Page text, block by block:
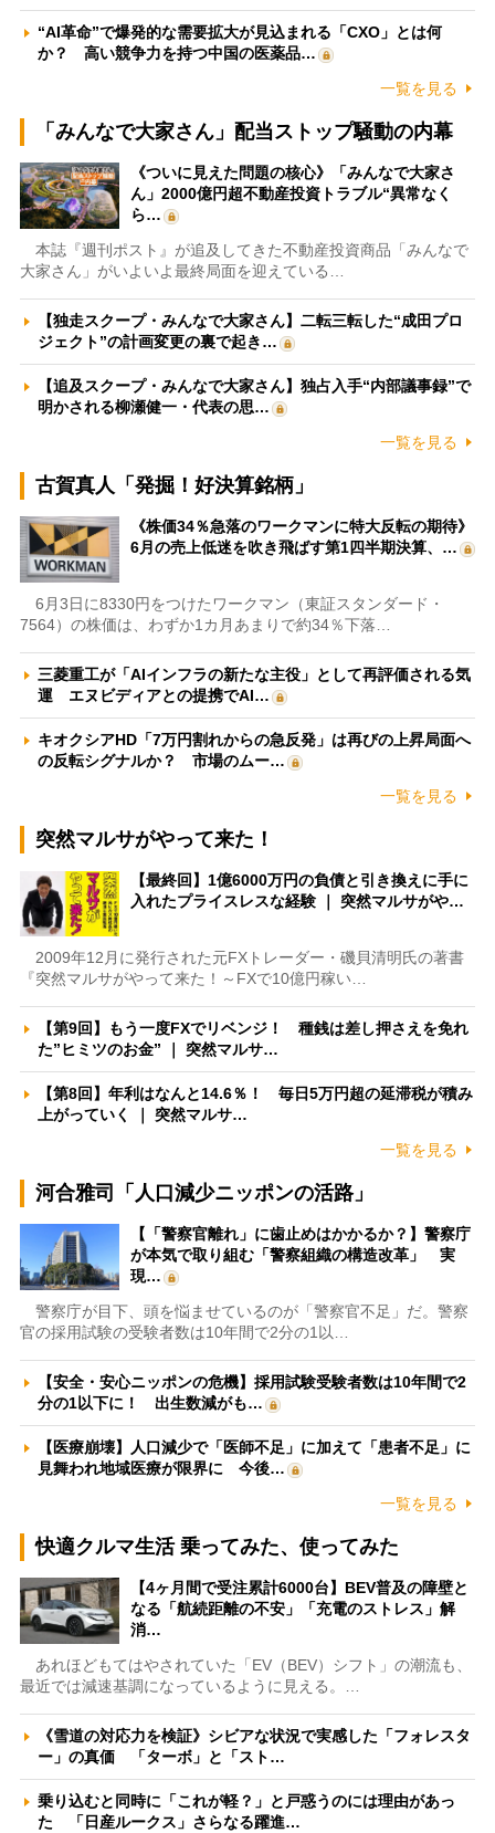
“AI革命”で爆発的な需要拡大が見込まれる「CXO」とは何
か？ 高い競争力を持つ中国の医薬品…
一覧を見る
「みんなで大家さん」配当ストップ騒動の内幕
《ついに見えた問題の核心》「みんなで大家さ
ん」2000億円超不動産投資トラブル“異常なく
ら…
本誌『週刊ポスト』が追及してきた不動産投資商品「みんなで
大家さん」がいよいよ最終局面を迎えている…
【独走スクープ・みんなで大家さん】二転三転した“成田プロ
ジェクト”の計画変更の裏で起き…
【追及スクープ・みんなで大家さん】独占入手“内部議事録”で
明かされる柳瀬健一・代表の思…
一覧を見る
古賀真人「発掘！好決算銘柄」
《株価34％急落のワークマンに特大反転の期待》
6月の売上低迷を吹き飛ばす第1四半期決算、…
6月3日に8330円をつけたワークマン（東証スタンダード・
7564）の株価は、わずか1カ月あまりで約34％下落…
三菱重工が「AIインフラの新たな主役」として再評価される気
運 エヌビディアとの提携でAI…
キオクシアHD「7万円割れからの急反発」は再びの上昇局面へ
の反転シグナルか？ 市場のムー…
一覧を見る
突然マルサがやって来た！
【最終回】1億6000万円の負債と引き換えに手に
入れたプライスレスな経験 ｜ 突然マルサがや…
2009年12月に発行された元FXトレーダー・磯貝清明氏の著書
『突然マルサがやって来た！～FXで10億円稼い…
【第9回】もう一度FXでリベンジ！ 種銭は差し押さえを免れ
た”ヒミツのお金” ｜ 突然マルサ…
【第8回】年利はなんと14.6％！ 毎日5万円超の延滞税が積み
上がっていく ｜ 突然マルサ…
一覧を見る
河合雅司「人口減少ニッポンの活路」
【「警察官離れ」に歯止めはかかるか？】警察庁
が本気で取り組む「警察組織の構造改革」 実
現…
警察庁が目下、頭を悩ませているのが「警察官不足」だ。警察
官の採用試験の受験者数は10年間で2分の1以…
【安全・安心ニッポンの危機】採用試験受験者数は10年間で2
分の1以下に！ 出生数減がも…
【医療崩壊】人口減少で「医師不足」に加えて「患者不足」に
見舞われ地域医療が限界に 今後…
一覧を見る
快適クルマ生活 乗ってみた、使ってみた
【4ヶ月間で受注累計6000台】BEV普及の障壁と
なる「航続距離の不安」「充電のストレス」解
消…
あれほどもてはやされていた「EV（BEV）シフト」の潮流も、
最近では減速基調になっているように見える。…
《雪道の対応力を検証》シビアな状況で実感した「フォレスタ
ー」の真価 「ターボ」と「スト…
乗り込むと同時に「これが軽？」と戸惑うのには理由があっ
た 「日産ルークス」さらなる躍進…